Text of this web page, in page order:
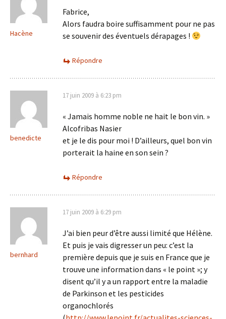
Hacène
Fabrice,
Alors faudra boire suffisamment pour ne pas
se souvenir des éventuels dérapages !
Répondre
benedicte
17 juin 2009 à 6:23 pm
« Jamais homme noble ne hait le bon vin. »
Alcofribas Nasier
et je le dis pour moi ! D’ailleurs, quel bon vin
porterait la haine en son sein ?
Répondre
bernhard
17 juin 2009 à 6:29 pm
J’ai bien peur d’être aussi limité que Hélène.
Et puis je vais digresser un peu: c’est la
première depuis que je suis en France que je
trouve une information dans « le point »; y
disent qu’il y a un rapport entre la maladie
de Parkinson et les pesticides
organochlorés